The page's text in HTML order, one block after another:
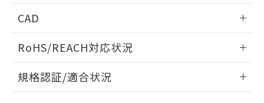
タイムチャート
A: 45mm以上、B: 40mm以上
周囲金属の影響
検出物体の大きさと材質による影響
CAD
ドすることができます。
ログイン/会員登録
RoHS/REACH対応状況
EU RoHS 注意事項・凡例
規格認証/適合状況
す。